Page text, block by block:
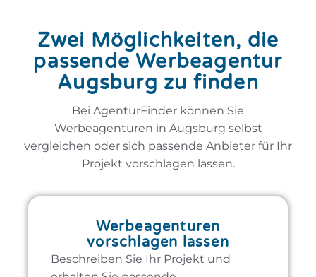
Zwei Möglichkeiten, die
passende Werbeagentur
Augsburg zu finden
Bei AgenturFinder können Sie
Werbeagenturen in Augsburg selbst
vergleichen oder sich passende Anbieter für Ihr
Projekt vorschlagen lassen.
Werbeagenturen
vorschlagen lassen
Beschreiben Sie Ihr Projekt und